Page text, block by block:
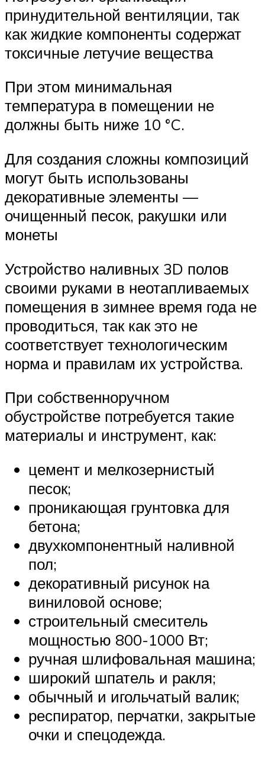
принудительной вентиляции, так
как жидкие компоненты содержат
токсичные летучие вещества
При этом минимальная
температура в помещении не
должны быть ниже 10 °C.
Для создания сложны композиций
могут быть использованы
декоративные элементы —
очищенный песок, ракушки или
монеты
Устройство наливных 3D полов
своими руками в неотапливаемых
помещения в зимнее время года не
проводиться, так как это не
соответствует технологическим
норма и правилам их устройства.
При собственноручном
обустройстве потребуется такие
материалы и инструмент, как:
цемент и мелкозернистый
песок;
проникающая грунтовка для
бетона;
двухкомпонентный наливной
пол;
декоративный рисунок на
виниловой основе;
строительный смеситель
мощностью 800-1000 Вт;
ручная шлифовальная машина;
широкий шпатель и ракля;
обычный и игольчатый валик;
респиратор, перчатки, закрытые
очки и спецодежда.